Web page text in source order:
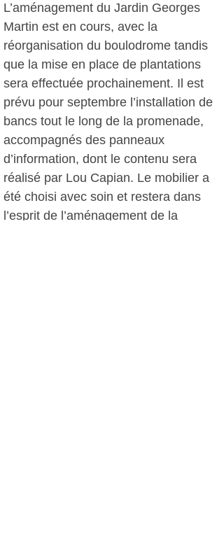
L’aménagement du Jardin Georges
Martin est en cours, avec la
réorganisation du boulodrome tandis
que la mise en place de plantations
sera effectuée prochainement. Il est
prévu pour septembre l’installation de
bancs tout le long de la promenade,
accompagnés des panneaux
d’information, dont le contenu sera
réalisé par Lou Capian. Le mobilier a
été choisi avec soin et restera dans
l’esprit de l’aménagement de la